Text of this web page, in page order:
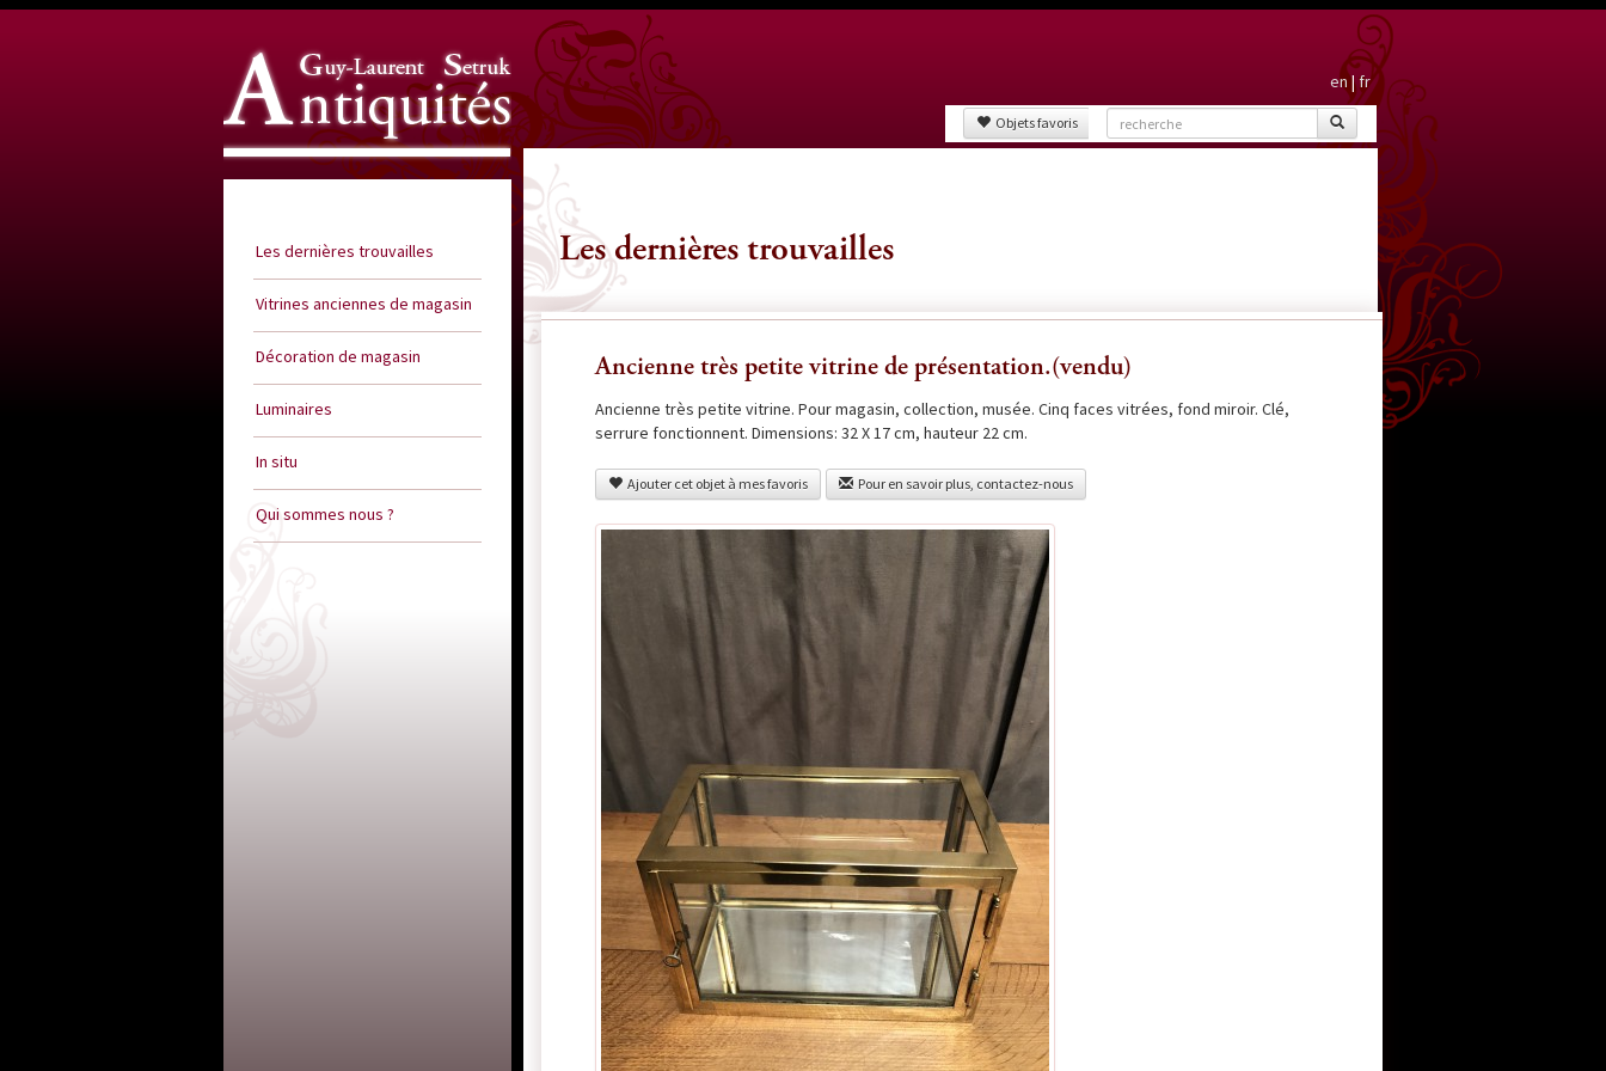
Les dernières trouvailles
Vitrines anciennes de magasin
Décoration de magasin
Luminaires
In situ
Qui sommes nous ?
en|fr
Objets favoris
Les dernières trouvailles
Ancienne très petite vitrine de présentation.(vendu)
Ancienne très petite vitrine. Pour magasin, collection, musée. Cinq faces vitrées, fond miroir. Clé,
serrure fonctionnent. Dimensions: 32 X 17 cm, hauteur 22 cm.
Ajouter cet objet à mes favoris Pour en savoir plus, contactez-nous